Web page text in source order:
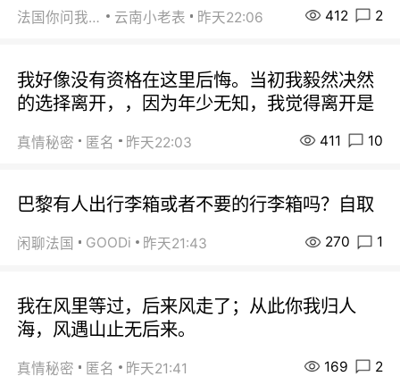
法国你问我答 云南小老表 昨天22:06 412 2
我好像没有资格在这里后悔。当初我毅然决然
的选择离开，，因为年少无知，我觉得离开是
真情秘密 匿名 昨天22:03 411 10
巴黎有人出行李箱或者不要的行李箱吗？自取
闲聊法国 GOODi 昨天21:43 270 1
我在风里等过，后来风走了；从此你我归人
海，风遇山止无后来。
真情秘密 匿名 昨天21:41 169 2